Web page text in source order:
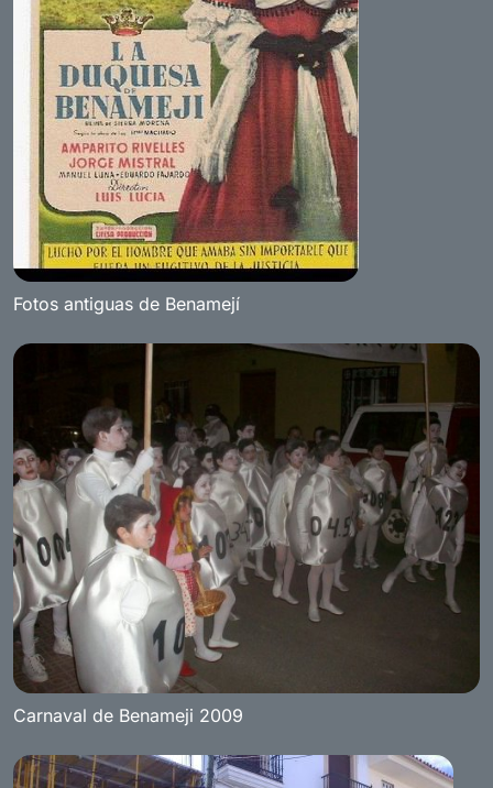
Fotos antiguas de Benamejí
Carnaval de Benameji 2009